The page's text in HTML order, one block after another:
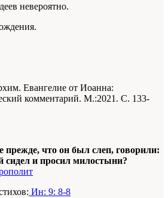
невероятно.
Евангелие от Иоанна:
комментарий. М.:2021. С. 133-
прежде, что он был слеп, говорили:
сидел и просил милостыни?
Ин: 9: 8-8